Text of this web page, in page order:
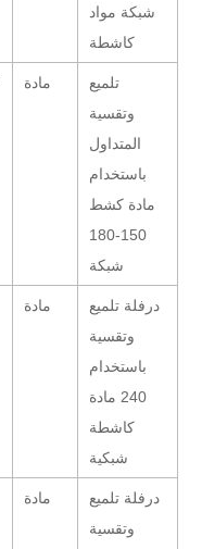
شبكة مواد
كاشطة
مادة
تلميع
وتقسية
المتداول
باستخدام
مادة كشط
150-180
شبكة
مادة
درفلة تلميع
وتقسية
باستخدام
240 مادة
كاشطة
شبكية
مادة
درفلة تلميع
وتقسية